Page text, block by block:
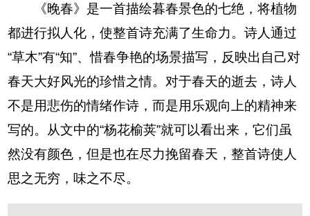
《晚春》是一首描绘暮春景色的七绝，将植物
都进行拟人化，使整首诗充满了生命力。诗人通过
“草木”有“知”、惜春争艳的场景描写，反映出自己对
春天大好风光的珍惜之情。对于春天的逝去，诗人
不是用悲伤的情绪作诗，而是用乐观向上的精神来
写的。从文中的“杨花榆荚”就可以看出来，它们虽
然没有颜色，但是也在尽力挽留春天，整首诗使人
思之无穷，味之不尽。